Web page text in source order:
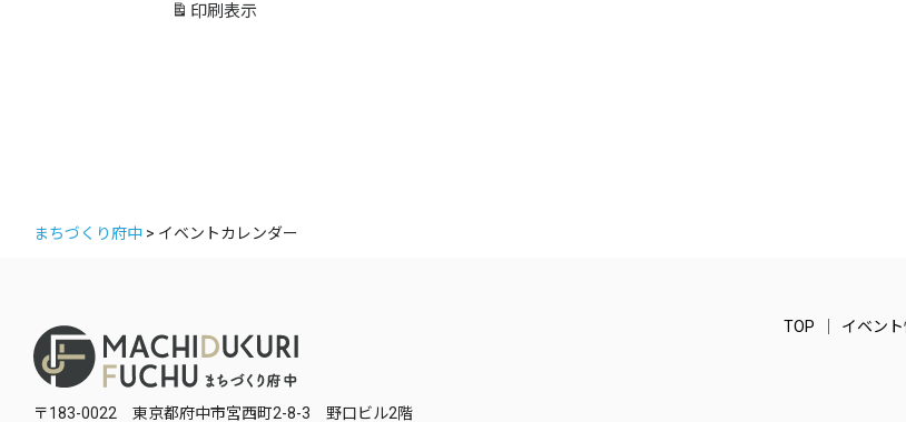
印刷 表示
まちづくり府中 > イベントカレンダー
〒183-0022 東京都府中市宮西町2-8-3 野口ビル2階
TOP イベン